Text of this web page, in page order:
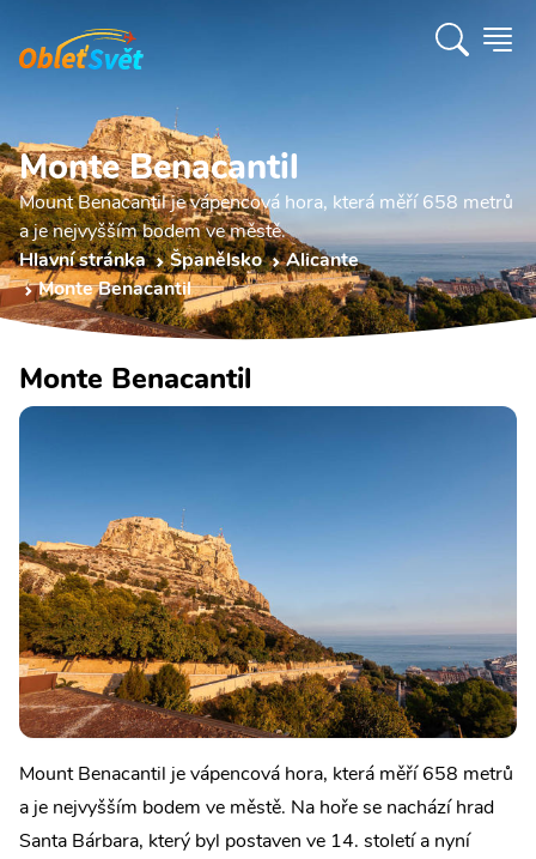
Monte Benacantil
Mount Benacantil je vápencová hora, která měří 658 metrů
a je nejvyšším bodem ve městě.
Hlavní stránka
Španělsko
Alicante
Monte Benacantil
Monte Benacantil
Mount Benacantil je vápencová hora, která měří 658 metrů
a je nejvyšším bodem ve městě. Na hoře se nachází hrad
Santa Bárbara, který byl postaven ve 14. století a nyní